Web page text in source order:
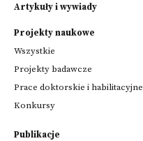
Artykuły i wywiady
Projekty naukowe
Wszystkie
Projekty badawcze
Prace doktorskie i habilitacyjne
Konkursy
Publikacje